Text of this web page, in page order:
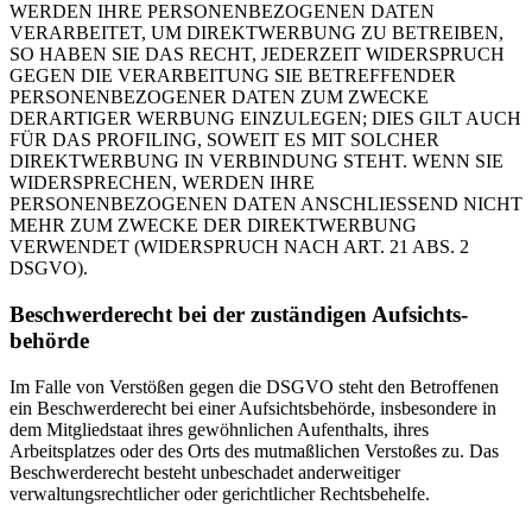
WERDEN IHRE PERSONENBEZOGENEN DATEN
VERARBEITET, UM DIREKTWERBUNG ZU BETREIBEN,
SO HABEN SIE DAS RECHT, JEDERZEIT WIDERSPRUCH
GEGEN DIE VERARBEITUNG SIE BETREFFENDER
PERSONENBEZOGENER DATEN ZUM ZWECKE
DERARTIGER WERBUNG EINZULEGEN; DIES GILT AUCH
FÜR DAS PROFILING, SOWEIT ES MIT SOLCHER
DIREKTWERBUNG IN VERBINDUNG STEHT. WENN SIE
WIDERSPRECHEN, WERDEN IHRE
PERSONENBEZOGENEN DATEN ANSCHLIESSEND NICHT
MEHR ZUM ZWECKE DER DIREKTWERBUNG
VERWENDET (WIDERSPRUCH NACH ART. 21 ABS. 2
DSGVO).
Beschwerde­recht bei der zuständigen Aufsichts­
behörde
Im Falle von Verstößen gegen die DSGVO steht den Betroffenen
ein Beschwerderecht bei einer Aufsichtsbehörde, insbesondere in
dem Mitgliedstaat ihres gewöhnlichen Aufenthalts, ihres
Arbeitsplatzes oder des Orts des mutmaßlichen Verstoßes zu. Das
Beschwerderecht besteht unbeschadet anderweitiger
verwaltungsrechtlicher oder gerichtlicher Rechtsbehelfe.